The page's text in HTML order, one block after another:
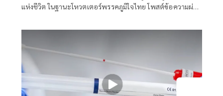
แห่งชีวิต ในฐานะโหวตเตอร์พรรคภูมิใจไทย โพสต์ข้อความผ่าน
การแก้ไขคุณธรรมในโรงเรีบน ต้องอยู่ในมือของนายกอนุทิน